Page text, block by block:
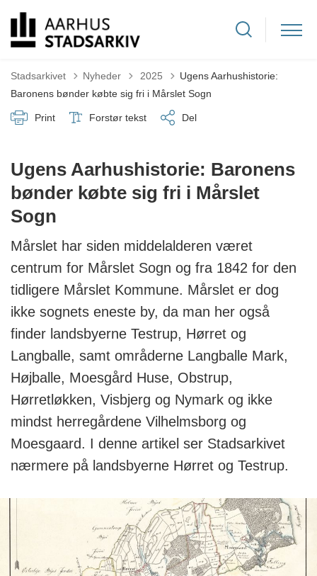
Stadsarkivet Nyheder Tilbage til
2025
Ugens Aarhushistorie:
Baronens bønder købte sig fri i Mårslet Sogn
Print Forstør tekst Del
Ugens Aarhushistorie: Baronens
bønder købte sig fri i Mårslet
Sogn
Mårslet har siden middelalderen været
centrum for Mårslet Sogn og fra 1842 for den
tidligere Mårslet Kommune. Mårslet er dog
ikke sognets eneste by, da man her også
finder landsbyerne Testrup, Hørret og
Langballe, samt områderne Langballe Mark,
Højballe, Moesgård Huse, Obstrup,
Hørretløkken, Visbjerg og Nymark og ikke
mindst herregårdene Vilhelmsborg og
Moesgaard. I denne artikel ser Stadsarkivet
nærmere på landsbyerne Hørret og Testrup.